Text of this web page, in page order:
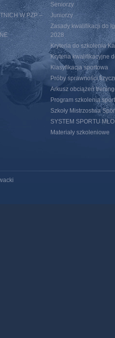
W PZP –
Seniorzy
Juniorzy
Zasady kwalifikacji do
2028
Kryteria do szkolenia
Kryteria kwalifikacyjne
Klasyfikacja sportowa
Próby sprawności
Arkusz obciążeń
Program szkolenia
Szkoły Mistrzostwa
SYSTEM SPORTU
Materiały szkoleniowe